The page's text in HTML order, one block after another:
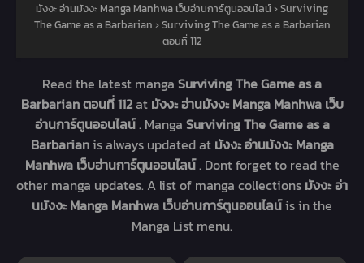
มังงะ อ่านมังงะ Manga Manhwa เว็บอ่านการ์ตูนออนไลน์›Surviving
The Game as a Barbarian ›Surviving The Game as a Barbarian
ตอนที่ 112
Read the latest manga Surviving The Game as a
Barbarian ตอนที่ 112at มังงะ อ่านมังงะ Manga Manhwa เว็บ
อ่านการ์ตูนออนไลน์. Manga Surviving The Game as a
Barbarianis always updated at มังงะ อ่านมังงะ Manga
Manhwa เว็บอ่านการ์ตูนออนไลน์. Dont forget to read the
other manga updates. A list of manga collections มังงะ อ่า
นมังงะ Manga Manhwa เว็บอ่านการ์ตูนออนไลน์is in the
Manga List menu.